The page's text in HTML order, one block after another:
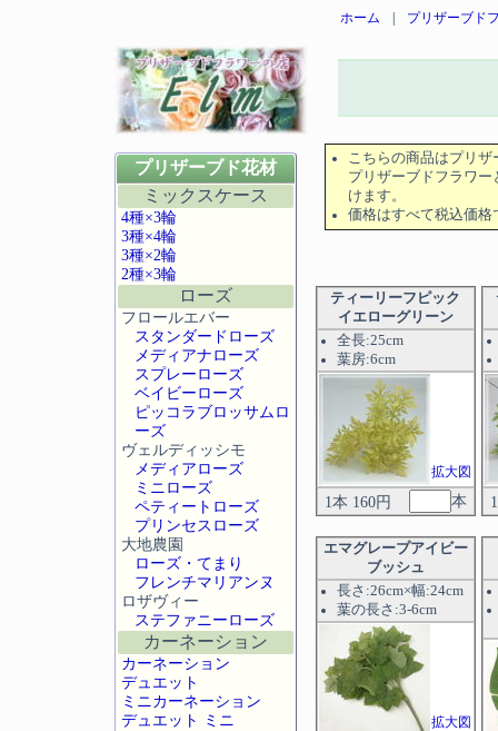
ホーム プリザーブド
こちらの商品はプリ
プリザーブドフラワ
けます。
価格はすべて税込価格
ティーリーフピック
イエローグリーン
全長:25cm
葉房:6cm
拡大図
1本 160円 本
エマグレープアイビー
ブッシュ
長さ:26cm×幅:24cm
葉の長さ:3-6cm
拡大図
プリザーブド花材
ミックスケース
4種×3輪
3種×4輪
3種×2輪
2種×3輪
ローズ
フロールエバー
スタンダードローズ
メディアナローズ
スプレーローズ
ベイビーローズ
ピッコラブロッサムロ
ーズ
ヴェルディッシモ
メディアローズ
ミニローズ
ペティートローズ
プリンセスローズ
大地農園
ローズ・てまり
フレンチマリアンヌ
ロザヴィー
ステファニーローズ
カーネーション
カーネーション
デュエット
ミニカーネーション
デュエット ミニ